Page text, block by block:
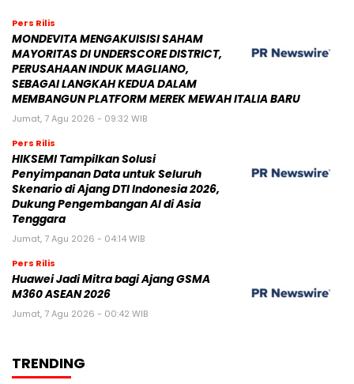
Pers Rilis
MONDEVITA MENGAKUISISI SAHAM
MAYORITAS DI UNDERSCORE DISTRICT,
PERUSAHAAN INDUK MAGLIANO,
SEBAGAI LANGKAH KEDUA DALAM
MEMBANGUN PLATFORM MEREK MEWAH ITALIA BARU
Jumat, 7 Agu 2026 - 09:32 WIB
Pers Rilis
HIKSEMI Tampilkan Solusi
Penyimpanan Data untuk Seluruh
Skenario di Ajang DTI Indonesia 2026,
Dukung Pengembangan AI di Asia
Tenggara
Jumat, 7 Agu 2026 - 04:14 WIB
Pers Rilis
Huawei Jadi Mitra bagi Ajang GSMA
M360 ASEAN 2026
Jumat, 7 Agu 2026 - 00:42 WIB
TRENDING